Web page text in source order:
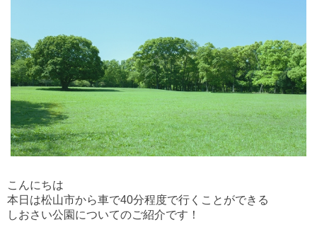
こんにちは
本日は松山市から車で40分程度で行くことができる
しおさい公園についてのご紹介です！